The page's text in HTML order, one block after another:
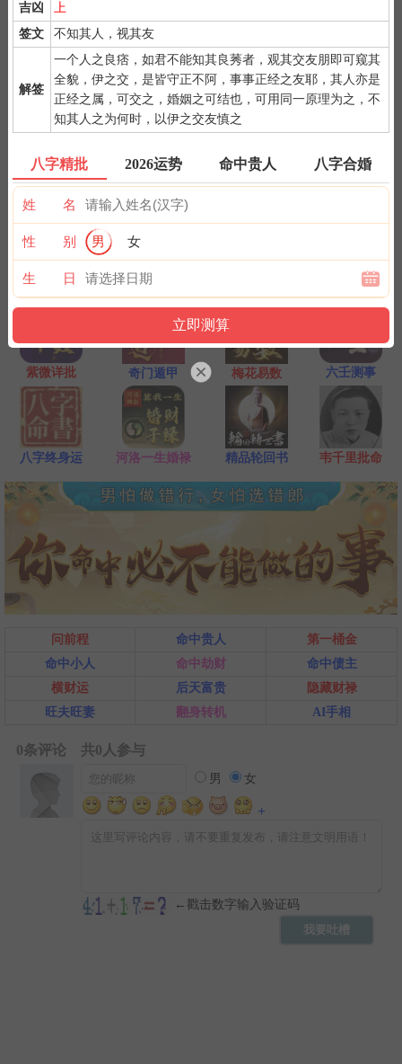
吉凶
上
签文
不知其人，视其友
解签
一个人之良痞，如君不能知其良莠者，观其交友朋即可窥其
全貌，伊之交，是皆守正不阿，事事正经之友耶，其人亦是
正经之属，可交之，婚姻之可结也，可用同一原理为之，不
知其人之为何时，以伊之交友慎之
八字精批 2026运势 命中贵人 八字合婚
姓 名
性 别 男 女
生 日
月老灵签是公认为最灵验的姻缘签诗，抽灵签前要专心一致，
秉除杂念，先双手合手默念，月下老人，指点迷津。
情；最后点上面的签筒开始抽签！心诚则灵，否则掷到笑杯的机率
很高。
3） 抽签的时间：中午十二点左右和晚上十一点前或者后，晚上十
一点是阴阳相接之时，最适宜抽签，抽签的信息也最准确；房事后
和打雷下大雨时不要抽签，因为此时信息不稳。
紫微详批 奇门遁甲 梅花易数 六壬测事
八字终身运 河洛一生婚禄 精品轮回书 韦千里批命
问前程 命中贵人
第一桶金
命中小人
命中劫财
命中债主
横财运
后天富贵
隐藏财禄
旺夫旺妻
翻身转机 AI手相